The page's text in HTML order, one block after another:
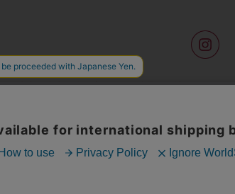
東京・青山の路面店をはじめ全国の一流ホテルに
人気ランキングやテレビなどのメディア着
無料のギフトラッピングや独自の
夢やときめきを与えられ